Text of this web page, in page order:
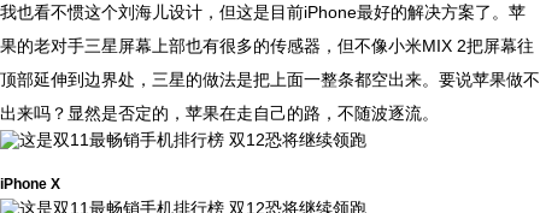
我也看不惯这个刘海儿设计，但这是目前iPhone最好的解决方案了。苹
果的老对手三星屏幕上部也有很多的传感器，但不像小米MIX 2把屏幕往
顶部延伸到边界处，三星的做法是把上面一整条都空出来。要说苹果做不
出来吗？显然是否定的，苹果在走自己的路，不随波逐流。
iPhone X